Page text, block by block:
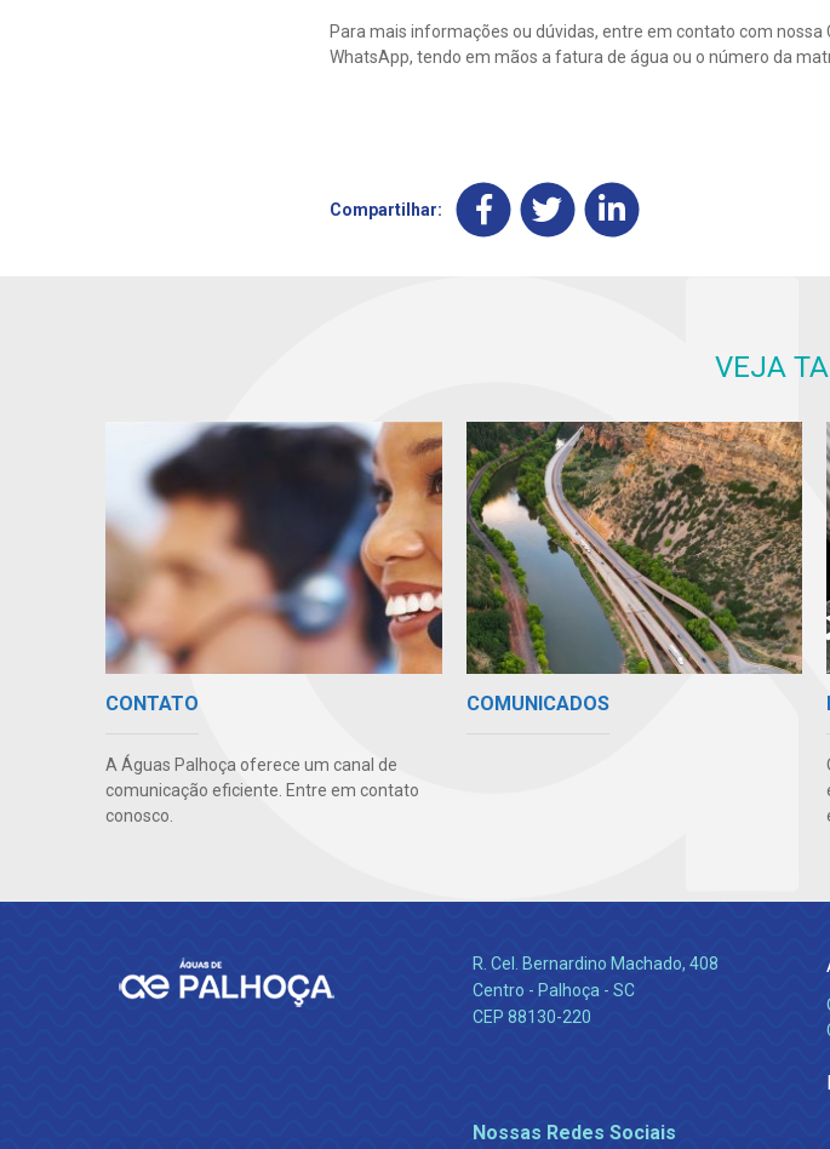
Para mais informações ou dúvidas, entre em contato com
WhatsApp, tendo em mãos a fatura de água ou o número da
Compartilhar:
VEJA
CONTATO
A Águas Palhoça oferece um canal de
comunicação eficiente. Entre em contato
conosco.
COMUNICADOS
R. Cel. Bernardino Machado, 408
Centro - Palhoça - SC
CEP 88130-220
Nossas Redes Sociais